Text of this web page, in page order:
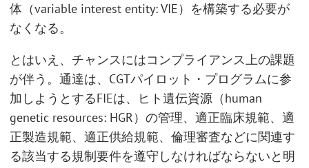
体（variable interest entity: VIE）を構築する必要が
なくなる。
とはいえ、チャンスにはコンプライアンス上の課題
が伴う。通達は、CGTパイロット・プログラムに参
加しようとするFIEは、ヒト遺伝資源（human
genetic resources: HGR）の管理、適正臨床規範、適
正製造規範、適正供給規範、倫理審査などに関連す
る該当する規制要件を遵守しなければならないと明